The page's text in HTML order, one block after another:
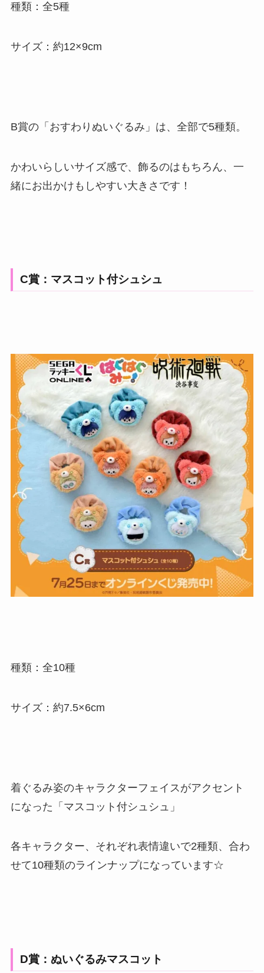
種類：全5種
サイズ：約12×9cm
B賞の「おすわりぬいぐるみ」は、全部で5種類。
かわいらしいサイズ感で、飾るのはもちろん、一
緒にお出かけもしやすい大きさです！
C賞：マスコット付シュシュ
種類：全10種
サイズ：約7.5×6cm
着ぐるみ姿のキャラクターフェイスがアクセント
になった「マスコット付シュシュ」
各キャラクター、それぞれ表情違いで2種類、合わ
せて10種類のラインナップになっています☆
D賞：ぬいぐるみマスコット